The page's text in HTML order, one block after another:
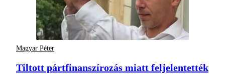
Magyar Péter
Tiltott pártfinanszírozás miatt feljelentették